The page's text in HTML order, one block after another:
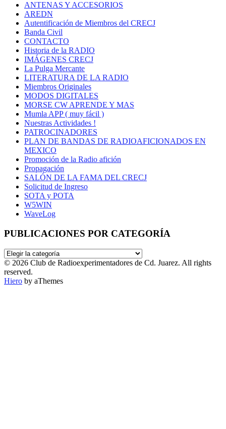
ANTENAS Y ACCESORIOS
AREDN
Autentificación de Miembros del CRECJ
Banda Civil
CONTACTO
Historia de la RADIO
IMÁGENES CRECJ
La Pulga Mercante
LITERATURA DE LA RADIO
Miembros Originales
MODOS DIGITALES
MORSE CW APRENDE Y MAS
Mumla APP ( muy fácil )
Nuestras Actividades !
PATROCINADORES
PLAN DE BANDAS DE RADIOAFICIONADOS EN
MEXICO
Promoción de la Radio afición
Propagación
SALÓN DE LA FAMA DEL CRECJ
Solicitud de Ingreso
SOTA y POTA
W5WIN
WaveLog
PUBLICACIONES POR CATEGORÍA
PUBLICACIONES
POR
CATEGORÍA
© 2026 Club de Radioexperimentadores de Cd. Juarez. All rights
reserved.
Hiero by aThemes